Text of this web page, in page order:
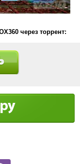
через торрент: